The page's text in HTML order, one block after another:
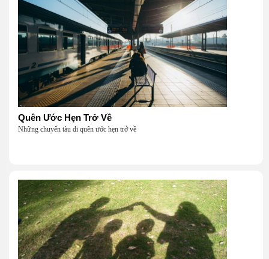
Quên Ước Hẹn Trở Về
Những chuyến tàu đi quên ước hẹn trở về